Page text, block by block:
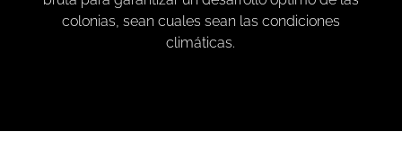
colonias, sean cuales sean las condiciones
climáticas.